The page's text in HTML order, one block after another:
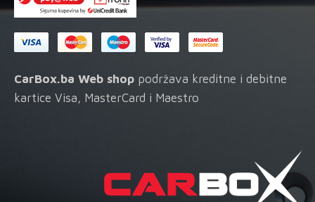
CarBox.ba Web shop podržava kreditne i debitne
kartice Visa, MasterCard i Maestro